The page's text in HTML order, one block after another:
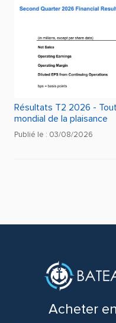
Résultats T2 2026 -
mondial de la plaisance
Publié le : 03/08/2026
Acheter